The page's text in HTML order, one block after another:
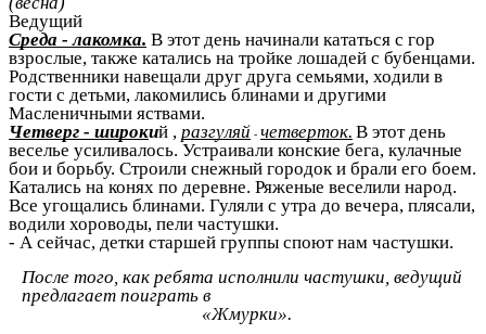
Ведущий
Среда - лакомка. В этот день начинали кататься с гор
взрослые, также катались на тройке лошадей с бубенцами.
Родственники навещали друг друга семьями, ходили в
гости с детьми, лакомились блинами и другими
Масленичными яствами.
Четверг - широкий , разгуляй - четверток. В этот день
веселье усиливалось. Устраивали конские бега, кулачные
бои и борьбу. Строили снежный городок и брали его боем.
Катались на конях по деревне. Ряженые веселили народ.
Все угощались блинами. Гуляли с утра до вечера, плясали,
водили хороводы, пели частушки.
- А сейчас, детки старшей группы споют нам частушки.
После того, как ребята исполнили частушки, ведущий
предлагает поиграть в
«Жмурки».